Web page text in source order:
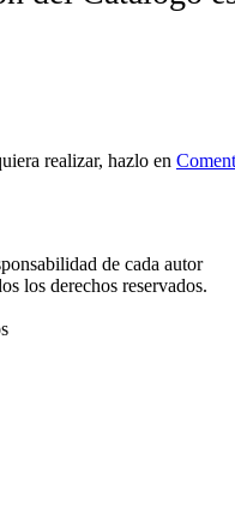
realizar, hazlo en
de cada autor
los derechos reservados.